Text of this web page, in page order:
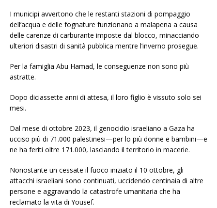
I municipi avvertono che le restanti stazioni di pompaggio
dell’acqua e delle fognature funzionano a malapena a causa
delle carenze di carburante imposte dal blocco, minacciando
ulteriori disastri di sanità pubblica mentre l’inverno prosegue.
Per la famiglia Abu Hamad, le conseguenze non sono più
astratte.
Dopo diciassette anni di attesa, il loro figlio è vissuto solo sei
mesi.
Dal mese di ottobre 2023, il genocidio israeliano a Gaza ha
ucciso più di 71.000 palestinesi—per lo più donne e bambini—e
ne ha feriti oltre 171.000, lasciando il territorio in macerie.
Nonostante un cessate il fuoco iniziato il 10 ottobre, gli
attacchi israeliani sono continuati, uccidendo centinaia di altre
persone e aggravando la catastrofe umanitaria che ha
reclamato la vita di Yousef.